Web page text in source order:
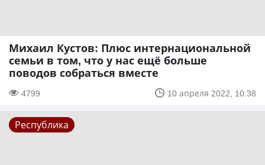
Михаил Кустов: Плюс интернациональной
семьи в том, что у нас ещё больше
поводов собраться вместе
4799 10 апреля 2022, 10:38
Республика